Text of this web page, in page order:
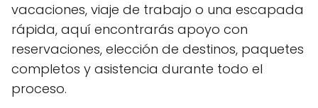
vacaciones, viaje de trabajo o una escapada
rápida, aquí encontrarás apoyo con
reservaciones, elección de destinos, paquetes
completos y asistencia durante todo el
proceso.